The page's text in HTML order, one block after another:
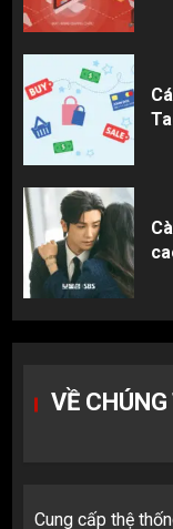
VỀ CHÚNG
Cung cấp thệ